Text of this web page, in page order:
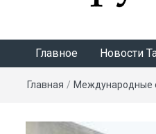
Главное Новости
Главная / Международные